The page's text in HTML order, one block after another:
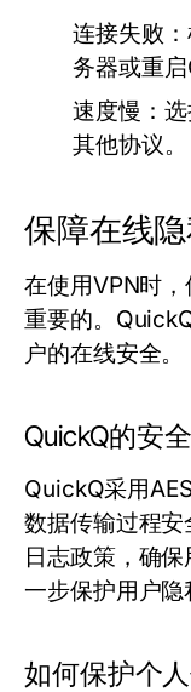
连接失败：
务器或重启
速度慢：
其他协议。
保障在线
在使用VPN时
重要的。
户的在线安全。
QuickQ的安
QuickQ采用
数据传输过程
日志政策，确
一步保护用户隐
如何保护个